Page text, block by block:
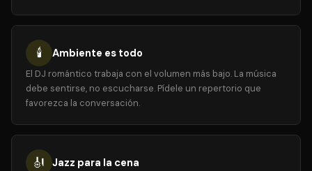
🕯️ Ambiente es todo
El DJ romántico trabaja con el volumen más bajo. La música
debe sentirse, no escucharse. Pídele un repertorio que
favorezca la conversación.
🎻 Jazz para la cena